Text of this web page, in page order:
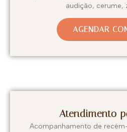
audição, cerume,
AGENDAR
Atendimento
Acompanhamento de